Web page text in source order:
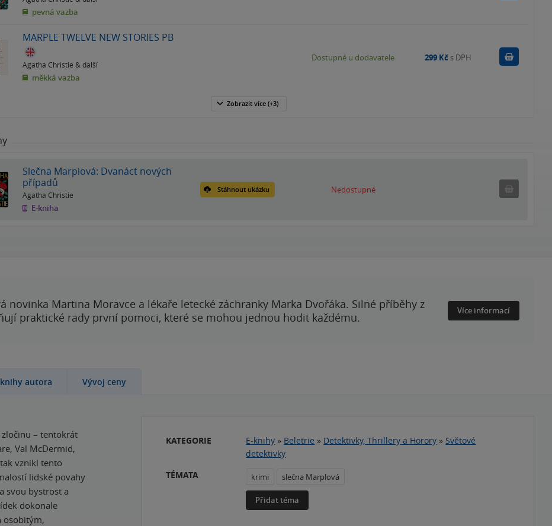
pevná vazba
MARPLE TWELVE NEW STORIES PB
Agatha Christie & další
měkká vazba
Dostupné u dodavatele 299 Kč s DPH
Zobrazit více (+3)
Slečna Marplová: Dvanáct nových
případů
Agatha Christie
E-kniha
Stáhnout ukázku Nedostupné Nedostupné
novinka Martina Moravce a lékaře letecké záchranky Marka Dvořáka. Silné příběhy z
praktické rady první pomoci, které se mohou jednou hodit každému.
Více informací
autora Vývoj ceny
– tentokrát
Val McDermid,
vznikl tento
lidské povahy
svou bystrost a
dokonale
osobitým,
KATEGORIE E-knihy » Beletrie » Detektivky, Thrillery a Horory » Světové
detektivky
TÉMATA
krimi slečna Marplová
Přidat téma